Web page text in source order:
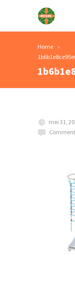
Home
mei 31,